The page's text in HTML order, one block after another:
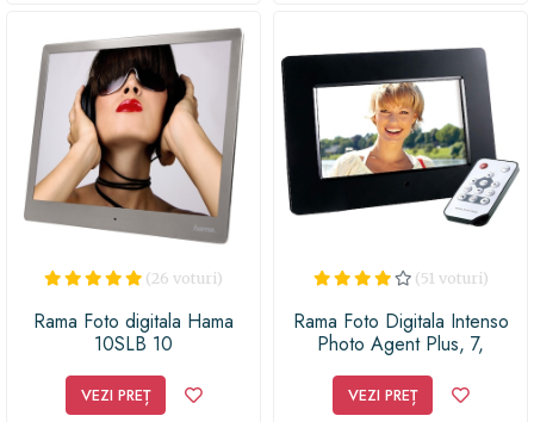
(26 voturi)
Rama Foto digitala Hama
10SLB 10
VEZI PREȚ
(51 voturi)
Rama Foto Digitala Intenso
Photo Agent Plus, 7,
Telecomanda, Negru
VEZI PREȚ